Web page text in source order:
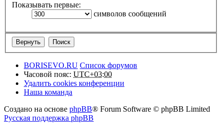
Показывать первые:
символов сообщений
BORISEVO.RU Список форумов
Часовой пояс: UTC+03:00
Удалить cookies конференции
Наша команда
Создано на основе phpBB® Forum Software © phpBB Limited
Русская поддержка phpBB